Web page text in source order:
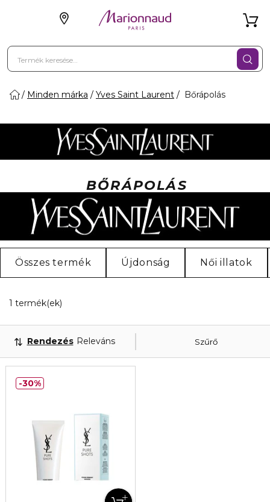
Minden márka Yves Saint Laurent Bőrápolás
BŐRÁPOLÁS
Összes termék Újdonság Női illatok
1 termék(ek)
Szűrő
Rendezés Releváns
30%